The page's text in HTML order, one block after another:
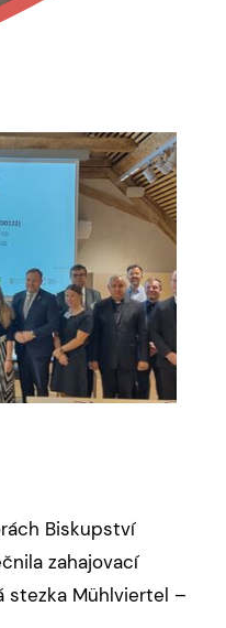
Biskupství
zahajovací
stezka Mühlviertel –